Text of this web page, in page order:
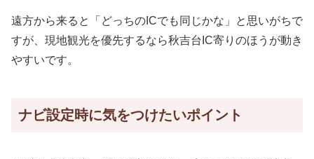
遠方から来ると「どっちのICでも同じかな」と思いがちで
すが、現地観光を優先するなら秋吉台IC寄りのほうが動き
やすいです。
ナビ設定時に気をつけたいポイント